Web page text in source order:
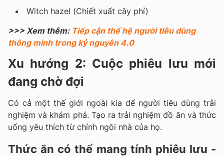
Witch hazel (Chiết xuất cây phỉ)
>>> Xem thêm: Tiếp cận thế hệ người tiêu dùng
thông minh trong kỷ nguyên 4.0
Xu hướng 2: Cuộc phiêu lưu mới
đang chờ đợi
Có cả một thế giới ngoài kia để người tiêu dùng trải
nghiệm và khám phá. Tạo ra trải nghiệm đồ ăn và thức
uống yêu thích từ chính ngôi nhà của họ.
Thức ăn có thể mang tính phiêu lưu -